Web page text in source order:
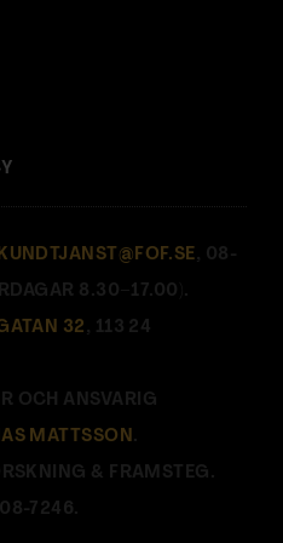
KUNDTJANST@FOF.SE , 08-
8.30–17.00).
32 , 113 24
OCH ANSVARIG
MATTSSON .
& FRAMSTEG.
7246.